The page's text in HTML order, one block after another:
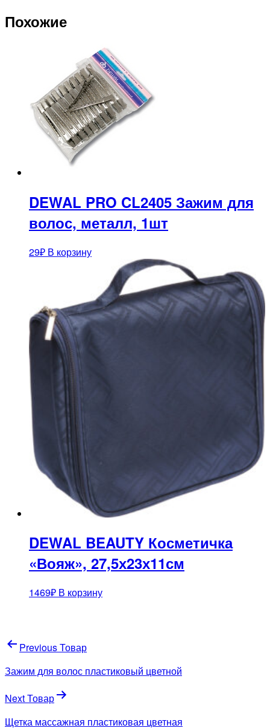
Похожие
DEWAL PRO CL2405 Зажим для
волос, металл, 1шт
29₽ В корзину
DEWAL BEAUTY Косметичка
«Вояж», 27,5х23х11см
1469₽ В корзину
Навигация
по
записям
Previous Товар
Зажим для волос пластиковый цветной
Next Товар
Щетка массажная пластиковая цветная